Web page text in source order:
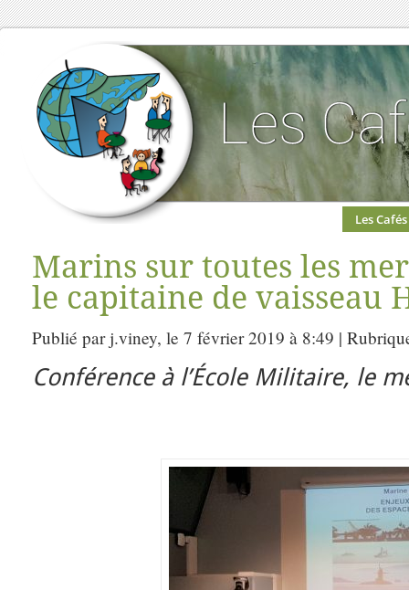
Les Cafés
Marins sur toutes les
le capitaine de vaisseau
Publié par j.viney, le 7 février 2019 à 8:49 |
Conférence à l’École Militaire, le